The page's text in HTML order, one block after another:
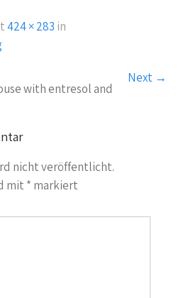
424 × 283 in
Next →
with entresol and
nicht veröffentlicht.
mit * markiert